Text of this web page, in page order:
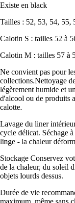
Existe en black
Tailles : 52, 53, 54, 55,
Calotin S : tailles 52 à
Calotin M : tailles 57 à
Ne convient pas pour
collections.Nettoyage
légèrement humide et
d'alcool ou de produits
calotte.
Lavage du liner
cycle délicat. Séchage
linge - la chaleur
Stockage Conservez
de la chaleur, du soleil
objets lourds dessus.
Durée de vie